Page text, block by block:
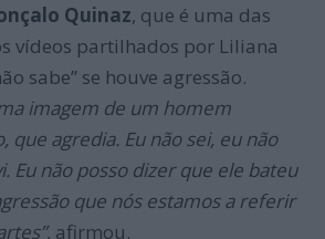
Quinaz, que é uma das
vídeos partilhados por Liliana
sabe” se houve agressão.
imagem de um homem
que agredia. Eu não sei, eu não
Eu não posso dizer que ele bateu
que nós estamos a referir
, afirmou.